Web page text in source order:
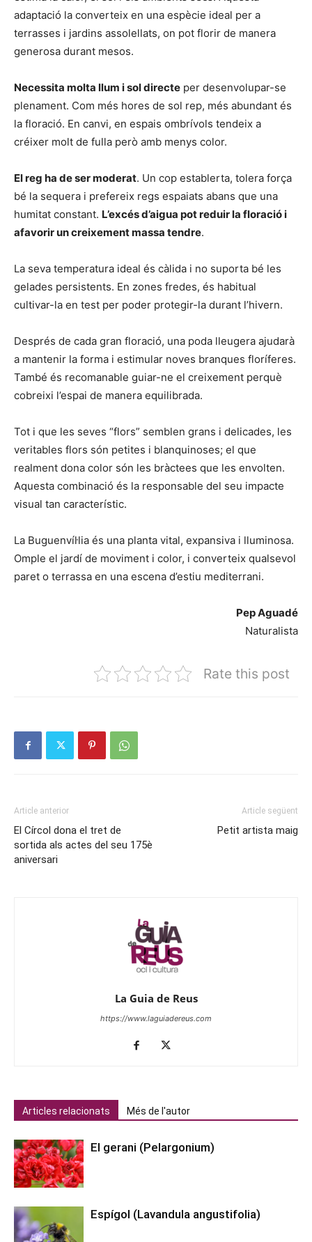
adaptació la converteix en una espècie ideal per a
terrasses i jardins assolellats, on pot florir de manera
generosa durant mesos.
Necessita molta llum i sol directe per desenvolupar-se
plenament. Com més hores de sol rep, més abundant és
la floració. En canvi, en espais ombrívols tendeix a
créixer molt de fulla però amb menys color.
El reg ha de ser moderat. Un cop establerta, tolera força
bé la sequera i prefereix regs espaiats abans que una
humitat constant. L’excés d’aigua pot reduir la floració i
afavorir un creixement massa tendre.
La seva temperatura ideal és càlida i no suporta bé les
gelades persistents. En zones fredes, és habitual
cultivar-la en test per poder protegir-la durant l’hivern.
Després de cada gran floració, una poda lleugera ajudarà
a mantenir la forma i estimular noves branques floríferes.
També és recomanable guiar-ne el creixement perquè
cobreixi l’espai de manera equilibrada.
Tot i que les seves “flors” semblen grans i delicades, les
veritables flors són petites i blanquinoses; el que
realment dona color són les bràctees que les envolten.
Aquesta combinació és la responsable del seu impacte
visual tan característic.
La Buguenvíŀlia és una planta vital, expansiva i lluminosa.
Omple el jardí de moviment i color, i converteix qualsevol
paret o terrassa en una escena d’estiu mediterrani.
Pep Aguadé
Naturalista
Rate this post
Article anterior
El Círcol dona el tret de
sortida als actes del seu 175è
aniversari
Article següent
Petit artista maig
La Guia de Reus
https://www.laguiadereus.com
Articles relacionats Més de l'autor
El gerani (Pelargonium)
Espígol (Lavandula angustifolia)